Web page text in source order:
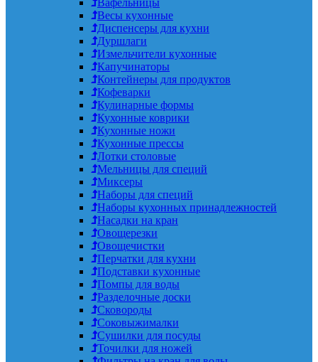
Весы кухонные
Диспенсеры для кухни
Дуршлаги
Измельчители кухонные
Капучинаторы
Контейнеры для продуктов
Кофеварки
Кулинарные формы
Кухонные коврики
Кухонные ножи
Кухонные прессы
Лотки столовые
Мельницы для специй
Миксеры
Наборы для специй
Наборы кухонных принадлежностей
Насадки на кран
Овощерезки
Овощечистки
Перчатки для кухни
Подставки кухонные
Помпы для воды
Разделочные доски
Сковороды
Соковыжималки
Сушилки для посуды
Точилки для ножей